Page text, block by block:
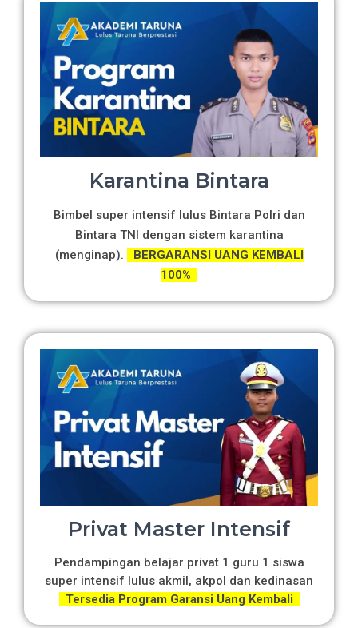
Karantina Bintara
Bimbel super intensif lulus Bintara Polri dan
Bintara TNI dengan sistem karantina
(menginap).
BERGARANSI UANG KEMBALI
100%
Privat Master Intensif
Pendampingan belajar privat 1 guru 1 siswa
super intensif lulus akmil, akpol dan kedinasan
Tersedia Program Garansi Uang Kembali